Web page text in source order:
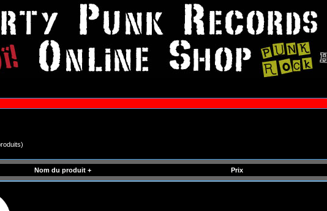
Nom du produit + Prix